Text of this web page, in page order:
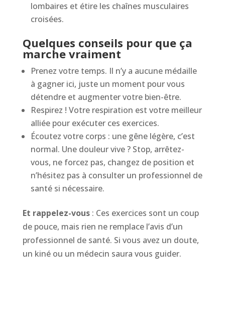
lombaires et étire les chaînes musculaires
croisées.
Quelques conseils pour que ça
marche vraiment
Prenez votre temps. Il n’y a aucune médaille
à gagner ici, juste un moment pour vous
détendre et augmenter votre bien-être.
Respirez ! Votre respiration est votre meilleur
alliée pour exécuter ces exercices.
Écoutez votre corps : une gêne légère, c’est
normal. Une douleur vive ? Stop, arrêtez-
vous, ne forcez pas, changez de position et
n’hésitez pas à consulter un professionnel de
santé si nécessaire.
Et rappelez-vous: Ces exercices sont un coup
de pouce, mais rien ne remplace l’avis d’un
professionnel de santé. Si vous avez un doute,
un kiné ou un médecin saura vous guider.